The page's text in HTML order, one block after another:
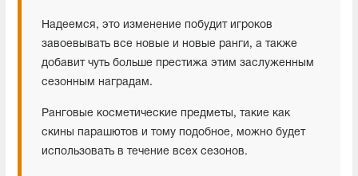
Надеемся, это изменение побудит игроков
завоевывать все новые и новые ранги, а также
добавит чуть больше престижа этим заслуженным
сезонным наградам.
Ранговые косметические предметы, такие как
скины парашютов и тому подобное, можно будет
использовать в течение всех сезонов.